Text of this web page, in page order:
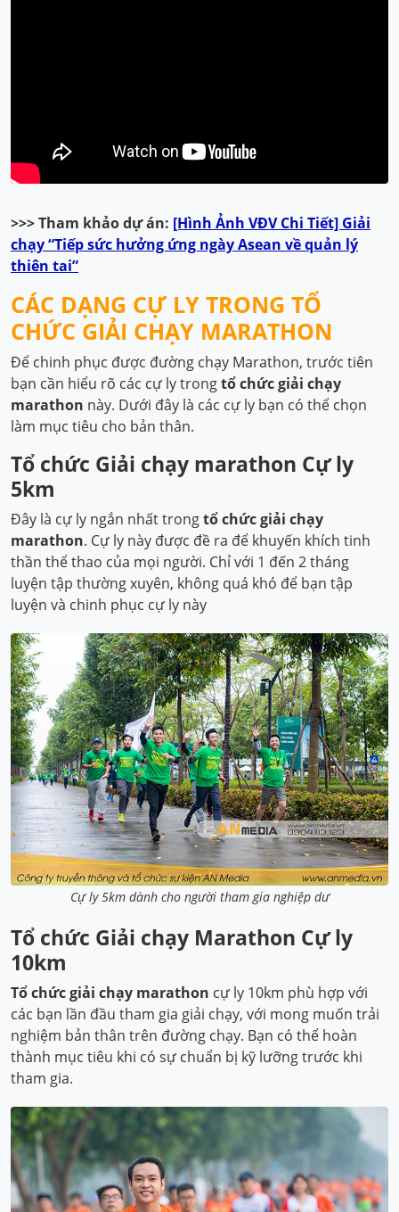
>>> Tham khảo dự án: [Hình Ảnh VĐV Chi Tiết] Giải
chạy “Tiếp sức hưởng ứng ngày Asean về quản lý
thiên tai”
CÁC DẠNG CỰ LY TRONG TỔ
CHỨC GIẢI CHẠY MARATHON
Để chinh phục được đường chạy Marathon, trước tiên
bạn cần hiểu rõ các cự ly trongtổ chức giải chạy
marathon này. Dưới đây là các cự ly bạn có thể chọn
làm mục tiêu cho bản thân.
Tổ chức Giải chạy marathon Cự ly
5km
Đây là cự ly ngắn nhất trongtổ chức giải chạy
marathon. Cự ly này được đề ra để khuyến khích tinh
thần thể thao của mọi người. Chỉ với 1 đến 2 tháng
luyện tập thường xuyên, không quá khó để bạn tập
luyện và chinh phục cự ly này
Cự ly 5km dành cho người tham gia nghiệp dư
Tổ chức Giải chạy Marathon Cự ly
10km
Tổ chức giải chạy marathon cự ly 10km phù hợp với
các bạn lần đầu tham gia giải chạy, với mong muốn trải
nghiệm bản thân trên đường chạy. Bạn có thể hoàn
thành mục tiêu khi có sự chuẩn bị kỹ lưỡng trước khi
tham gia.